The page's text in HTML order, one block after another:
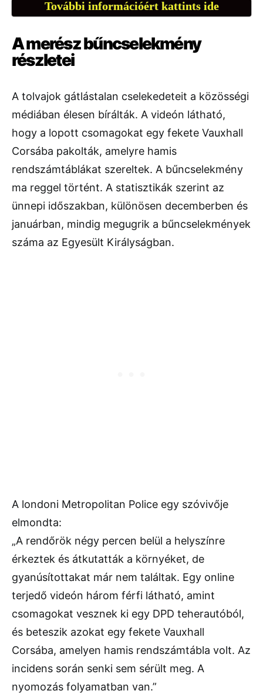
További információért kattints ide
A merész bűncselekmény
részletei
A tolvajok gátlástalan cselekedeteit a közösségi
médiában élesen bírálták. A videón látható,
hogy a lopott csomagokat egy fekete Vauxhall
Corsába pakolták, amelyre hamis
rendszámtáblákat szereltek. A bűncselekmény
ma reggel történt. A statisztikák szerint az
ünnepi időszakban, különösen decemberben és
januárban, mindig megugrik a bűncselekmények
száma az Egyesült Királyságban.
A londoni Metropolitan Police egy szóvivője
elmondta:
„A rendőrök négy percen belül a helyszínre
érkeztek és átkutatták a környéket, de
gyanúsítottakat már nem találtak. Egy online
terjedő videón három férfi látható, amint
csomagokat vesznek ki egy DPD teherautóból,
és beteszik azokat egy fekete Vauxhall
Corsába, amelyen hamis rendszámtábla volt. Az
incidens során senki sem sérült meg. A
nyomozás folyamatban van.”